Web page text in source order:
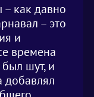
– как давно
– это
и
времена
шут, и
добавлял